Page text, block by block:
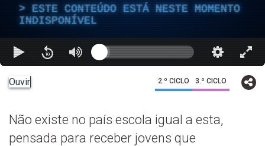
ESTE CONTEÚDO ESTÁ NESTE MOMENTO
INDISPONÍVEL
Ouvir 2.º CICLO 3.º CICLO
Não existe no país escola igual a esta,
pensada para receber jovens que